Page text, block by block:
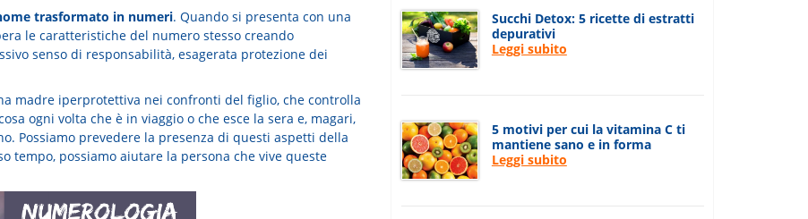
trasformato in numeri. Quando si presenta con una
le caratteristiche del numero stesso creando
senso di responsabilità, esagerata protezione dei
madre iperprotettiva nei confronti del figlio, che controlla
ogni volta che è in viaggio o che esce la sera e, magari,
Possiamo prevedere la presenza di questi aspetti della
tempo, possiamo aiutare la persona che vive queste
Succhi Detox: 5 ricette di estratti
depurativi
Leggi subito
5 motivi per cui la vitamina C ti
mantiene sano e in forma
Leggi subito